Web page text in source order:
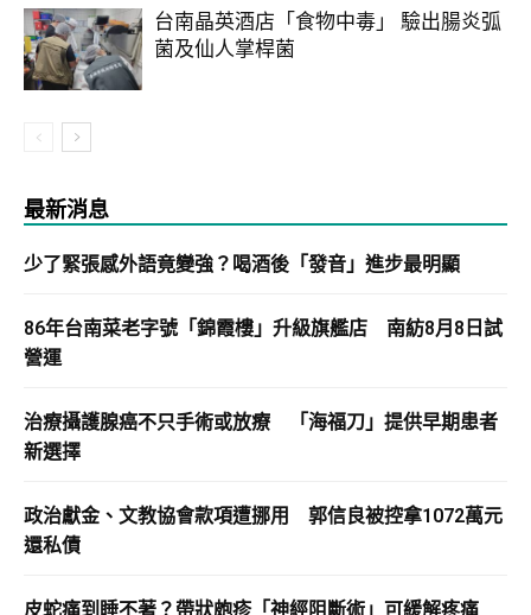
台南晶英酒店「食物中毒」 驗出腸炎弧
菌及仙人掌桿菌
最新消息
少了緊張感外語竟變強？喝酒後「發音」進步最明顯
86年台南菜老字號「錦霞樓」升級旗艦店 南紡8月8日試
營運
治療攝護腺癌不只手術或放療 「海福刀」提供早期患者
新選擇
政治獻金、文教協會款項遭挪用 郭信良被控拿1072萬元
還私債
皮蛇痛到睡不著？帶狀皰疹「神經阻斷術」可緩解疼痛